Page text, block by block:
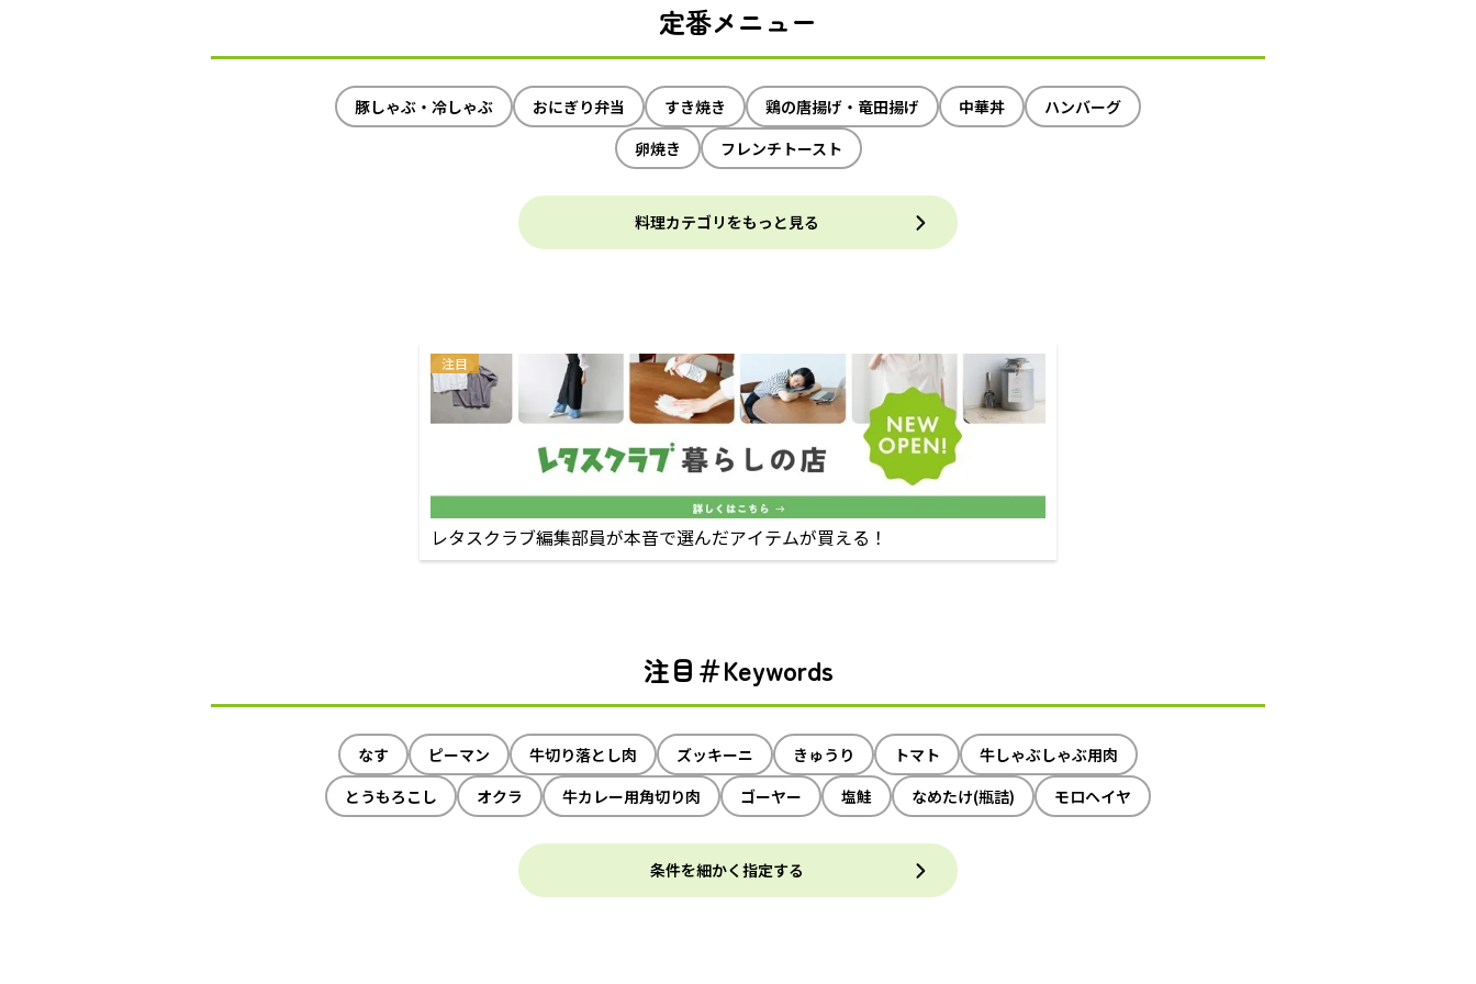
定番メニュー
豚しゃぶ・冷しゃぶ おにぎり弁当 すき焼き 鶏の唐揚げ・竜田揚げ 中華丼
ハンバーグ
卵焼き
フレンチトースト
料理カテゴリをもっと見る
注目
レタスクラブ編集部員が本音で選んだアイテムが買える！
注目＃Keywords
なす ピーマン 牛切り落とし肉 ズッキーニ きゅうり トマト
牛しゃぶしゃぶ用肉
とうもろこし
オクラ 牛カレー用角切り肉 ゴーヤー 塩鮭 なめたけ(瓶詰) モロヘイヤ
条件を細かく指定する